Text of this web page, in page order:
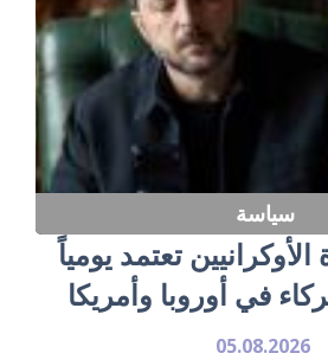
سياسة
تعتمد يومياً
في أوروبا وأمريكا
05.08.2026